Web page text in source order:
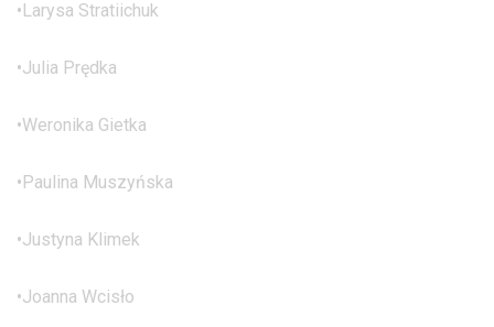
•Larysa Stratiichuk
•Julia Prędka
•Weronika Gietka
•Paulina Muszyńska
•Justyna Klimek
•Joanna Wcisło